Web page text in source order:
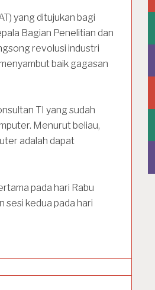
yang ditujukan bagi
Bagian Penelitian dan
revolusi industri
baik gagasan
TI yang sudah
Menurut beliau,
adalah dapat
pada hari Rabu
sesi kedua pada hari